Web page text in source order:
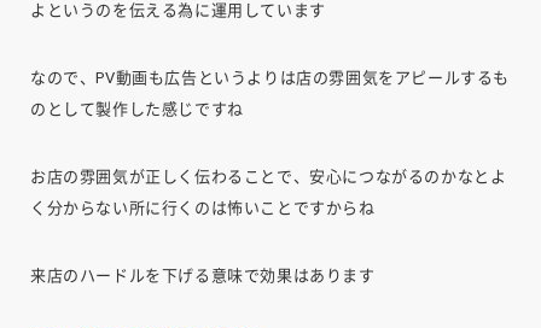
よというのを伝える為に運用しています
なので、PV動画も広告というよりは店の雰囲気をアピールするも
のとして製作した感じですね
お店の雰囲気が正しく伝わることで、安心につながるのかなとよ
く分からない所に行くのは怖いことですからね
来店のハードルを下げる意味で効果はあります